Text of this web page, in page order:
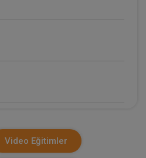
Video Eğitimler